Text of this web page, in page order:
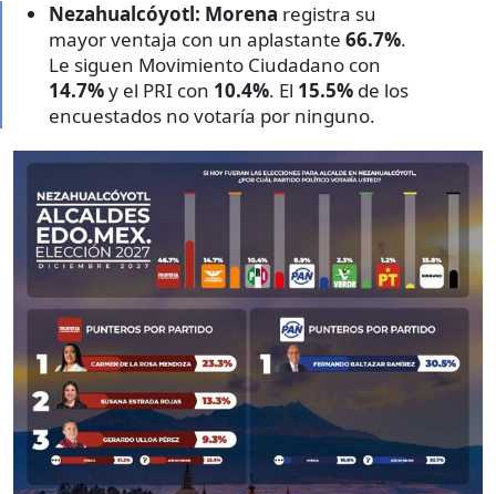
Nezahualcóyotl: Morena registra su
mayor ventaja con un aplastante 66.7%.
Le siguen Movimiento Ciudadano con
14.7%y el PRI con 10.4%. El 15.5% de los
encuestados no votaría por ninguno.